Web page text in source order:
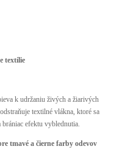
textílie
k udržaniu živých a žiarivých
textilné vlákna, ktoré sa
efektu vyblednutia.
tmavé a čierne farby odevov